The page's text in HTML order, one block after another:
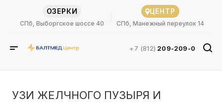
ОЗЕРКИ
СПб, Выборгское шоссе 40
ЦЕНТР
СПб, Манежный переулок 14
+7 (812) 209-209-0
УЗИ ЖЕЛЧНОГО ПУЗЫРЯ И